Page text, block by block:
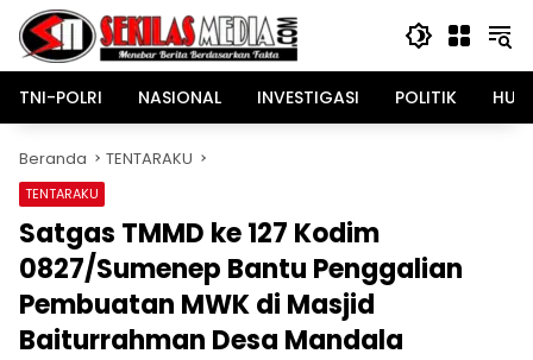
Langsung
konten
TNI-POLRI
NASIONAL INVESTIGASI POLITIK
Beranda TENTARAKU
TENTARAKU
Satgas TMMD ke 127 Kodim
0827/Sumenep Bantu Penggalian
Pembuatan MWK di Masjid
Baiturrahman Desa Mandala